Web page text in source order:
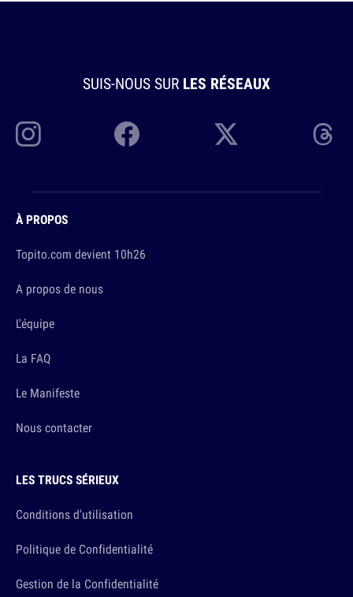
SUIS-NOUS SUR LES RÉSEAUX
À PROPOS
Topito.com devient 10h26
A propos de nous
L'équipe
La FAQ
Le Manifeste
Nous contacter
LES TRUCS SÉRIEUX
Conditions d'utilisation
Politique de Confidentialité
Gestion de la Confidentialité